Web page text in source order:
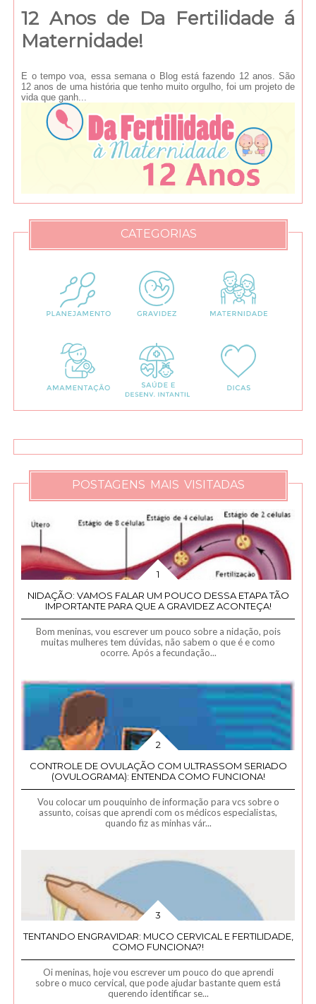
12 Anos de Da Fertilidade á
Maternidade!
E o tempo voa, essa semana o Blog está fazendo 12 anos. São
12 anos de uma história que tenho muito orgulho, foi um projeto de
vida que ganh...
CATEGORIAS
POSTAGENS MAIS VISITADAS
NIDAÇÃO: VAMOS FALAR UM POUCO DESSA ETAPA TÃO
IMPORTANTE PARA QUE A GRAVIDEZ ACONTEÇA!
Bom meninas, vou escrever um pouco sobre a nidação, pois
muitas mulheres tem dúvidas, não sabem o que é e como
ocorre. Após a fecundação...
CONTROLE DE OVULAÇÃO COM ULTRASSOM SERIADO
(OVULOGRAMA): ENTENDA COMO FUNCIONA!
Vou colocar um pouquinho de informação para vcs sobre o
assunto, coisas que aprendi com os médicos especialistas,
quando fiz as minhas vár...
TENTANDO ENGRAVIDAR: MUCO CERVICAL E FERTILIDADE,
COMO FUNCIONA?!
Oi meninas, hoje vou escrever um pouco do que aprendi
sobre o muco cervical, que pode ajudar bastante quem está
querendo identificar se...